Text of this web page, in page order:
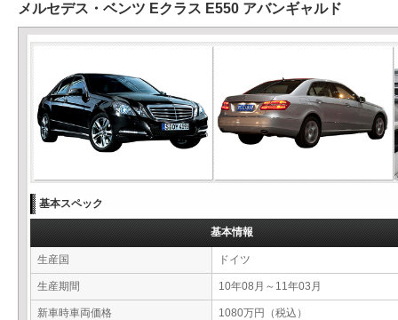
メルセデス・ベンツ Eクラス E550 アバンギャルド
基本スペック
基本情報
生産国 ドイツ
生産期間 10年08月～11年03月
新車時車両価格 1080万円（税込）